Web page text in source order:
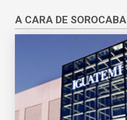
A CARA DE SOROCABA